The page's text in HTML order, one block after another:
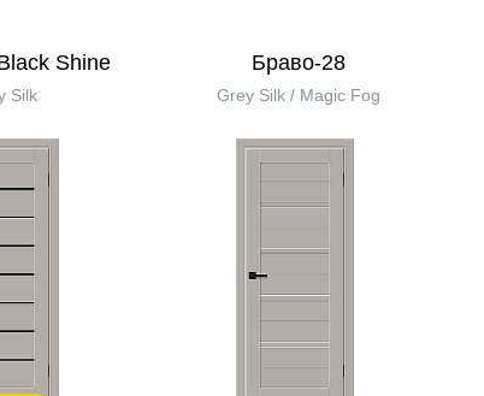
Shine
Silk
Браво-28
Grey Silk / Magic Fog